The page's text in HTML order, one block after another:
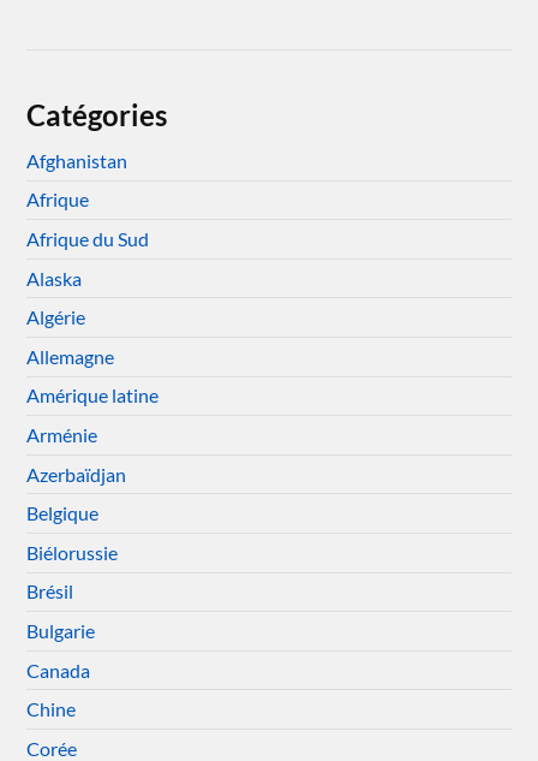
Catégories
Afghanistan
Afrique
Afrique du Sud
Alaska
Algérie
Allemagne
Amérique latine
Arménie
Azerbaïdjan
Belgique
Biélorussie
Brésil
Bulgarie
Canada
Chine
Corée